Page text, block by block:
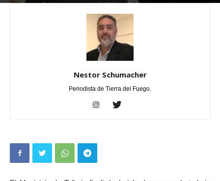
Por Nestor Schumacher - julio 7, 2026 0
Nestor Schumacher
Periodista de Tierra del Fuego.